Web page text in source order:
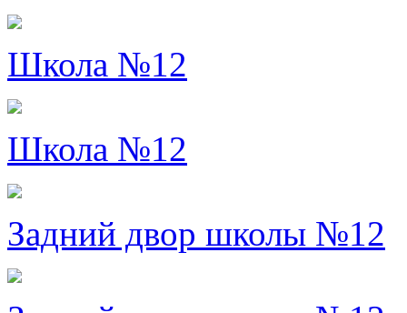
Школа №12
Школа №12
Задний двор школы №12